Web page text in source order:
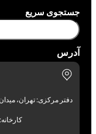
جستجوی سریع
آدرس
دفتر مرکزی: تهران، میدان